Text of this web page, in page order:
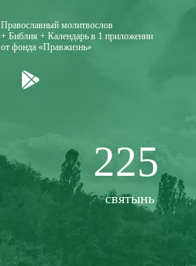
Православный молитвослов
+ Библия + Календарь в 1 приложении
от фонда «Правжизнь»
225
святынь